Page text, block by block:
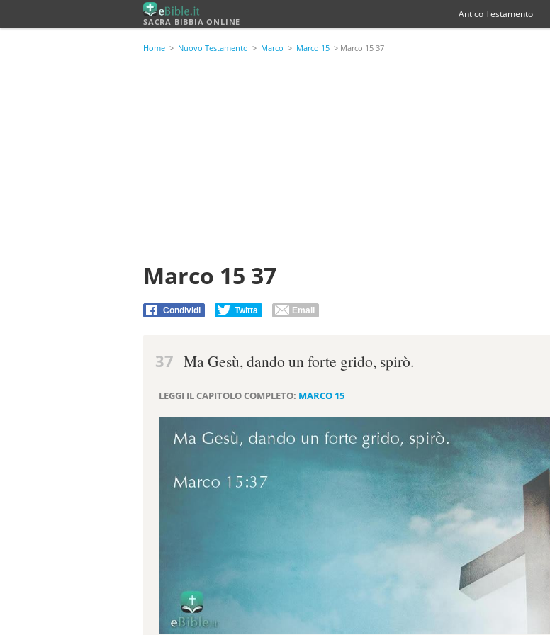
SACRA BIBBIA ONLINE
Antico Testamento
Home > Nuovo Testamento > Marco > Marco 15 > Marco 15 37
Marco 15 37
Condividi Twitta Email
37 Ma Gesù, dando un forte grido, spirò.
LEGGI IL CAPITOLO COMPLETO: MARCO 15